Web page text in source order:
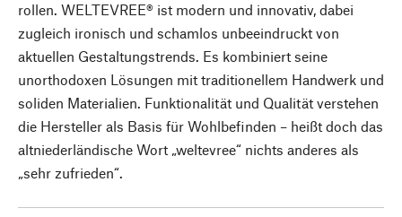
rollen. WELTEVREE® ist modern und innovativ, dabei
zugleich ironisch und schamlos unbeeindruckt von
aktuellen Gestaltungstrends. Es kombiniert seine
unorthodoxen Lösungen mit traditionellem Handwerk und
soliden Materialien. Funktionalität und Qualität verstehen
die Hersteller als Basis für Wohlbefinden – heißt doch das
altniederländische Wort „weltevree“ nichts anderes als
„sehr zufrieden“.